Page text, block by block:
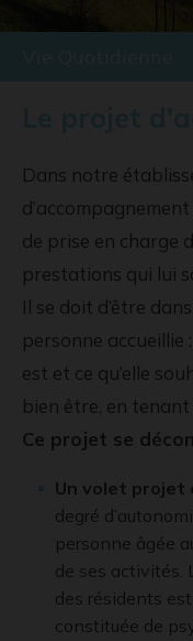
Dans notre
de prise en charge
prestations qui lui
Il se doit d’être
personne accueillie :
est et ce qu’elle
bien être, en
Ce projet se
Un volet projet
degré
personne âgée
de ses activités.
des résidents
constituée de